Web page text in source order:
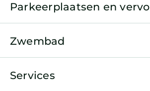
Parkeerplaatsen en
Zwembad
Services